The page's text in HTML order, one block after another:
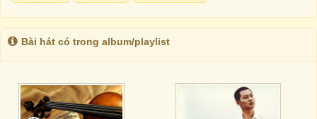
Bài hát có trong album/playlist